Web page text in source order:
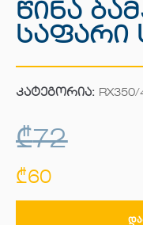
Წინა
Საფარი
კატეგორია: RX350/
₾72
₾60